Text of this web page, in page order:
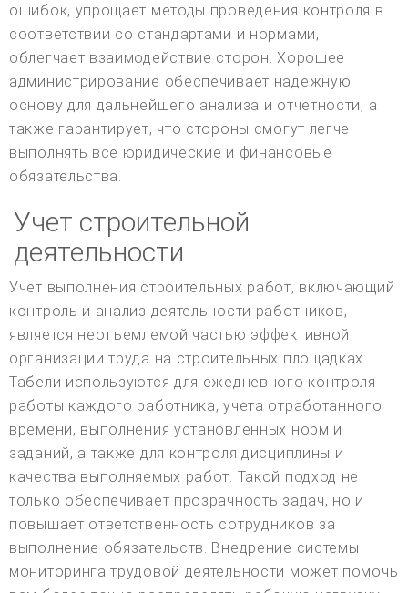
ошибок, упрощает методы проведения контроля в
соответствии со стандартами и нормами,
облегчает взаимодействие сторон. Хорошее
администрирование обеспечивает надежную
основу для дальнейшего анализа и отчетности, а
также гарантирует, что стороны смогут легче
выполнять все юридические и финансовые
обязательства.
Учет строительной
деятельности
Учет выполнения строительных работ, включающий
контроль и анализ деятельности работников,
является неотъемлемой частью эффективной
организации труда на строительных площадках.
Табели используются для ежедневного контроля
работы каждого работника, учета отработанного
времени, выполнения установленных норм и
заданий, а также для контроля дисциплины и
качества выполняемых работ. Такой подход не
только обеспечивает прозрачность задач, но и
повышает ответственность сотрудников за
выполнение обязательств. Внедрение системы
мониторинга трудовой деятельности может помочь